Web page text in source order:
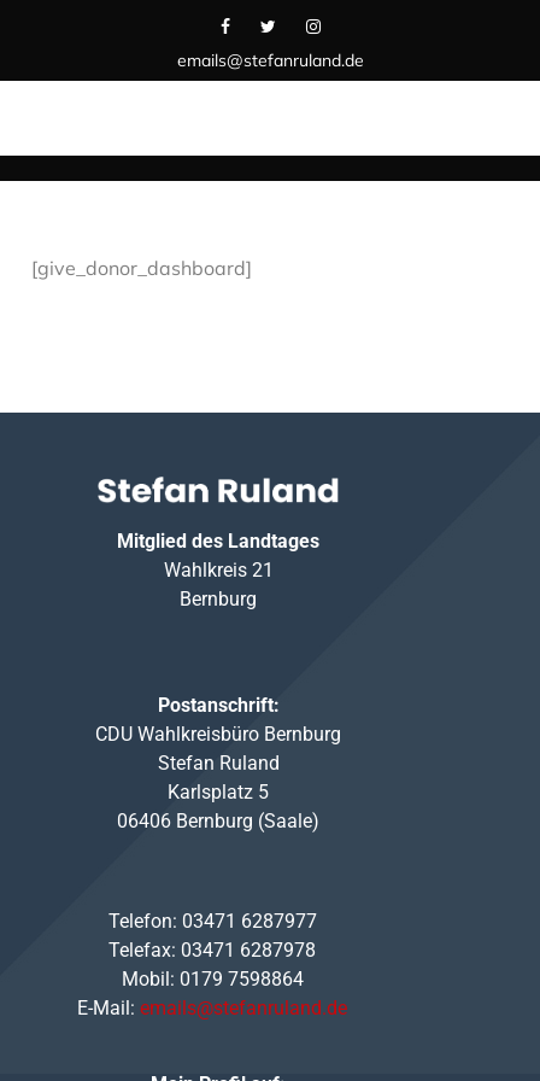
emails@stefanruland.de
[give_donor_dashboard]
Mitglied des Landtages
Wahlkreis 21
Bernburg
Postanschrift:
CDU Wahlkreisbüro Bernburg
Stefan Ruland
Karlsplatz 5
06406 Bernburg (Saale)
Telefon: 03471 6287977
Telefax: 03471 6287978
Mobil: 0179 7598864
E-Mail:emails@stefanruland.de